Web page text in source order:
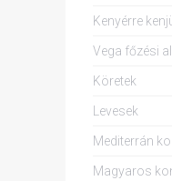
Kenyérre
Vega főzési
Köretek
Levesek
Mediterrán
Magyaros